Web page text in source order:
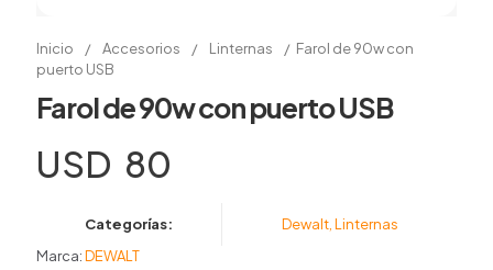
Inicio / Accesorios / Linternas / Farol de 90w con
puerto USB
Farol de 90w con puerto USB
USD 80
Categorías: Dewalt, Linternas
Marca:DEWALT